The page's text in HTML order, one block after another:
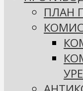
ПЛАН